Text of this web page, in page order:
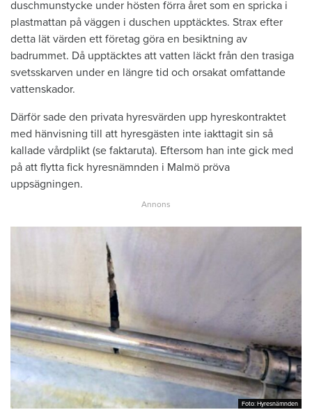
duschmunstycke under hösten förra året som en spricka i
plastmattan på väggen i duschen upptäcktes. Strax efter
detta lät värden ett företag göra en besiktning av
badrummet. Då upptäcktes att vatten läckt från den trasiga
svetsskarven under en längre tid och orsakat omfattande
vattenskador.
Därför sade den privata hyresvärden upp hyreskontraktet
med hänvisning till att hyresgästen inte iakttagit sin så
kallade vårdplikt (se faktaruta). Eftersom han inte gick med
på att flytta fick hyresnämnden i Malmö pröva
uppsägningen.
Foto: Hyresnämnden
Foto: Hyresnämnden